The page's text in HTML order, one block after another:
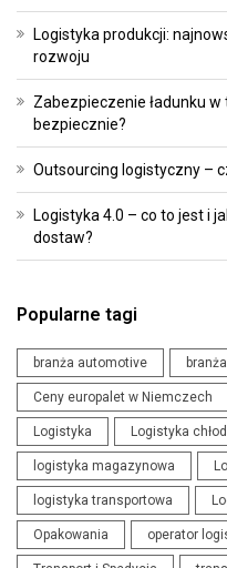
Logistyka produkcji:
rozwoju
Zabezpieczenie ładunku
bezpiecznie?
Outsourcing logistyczny –
Logistyka 4.0 – co to jest i
dostaw?
Popularne tagi
branża automotive
Ceny europalet w Niemczech
Logistyka Logistyka
logistyka magazynowa
logistyka transportowa
Opakowania operator